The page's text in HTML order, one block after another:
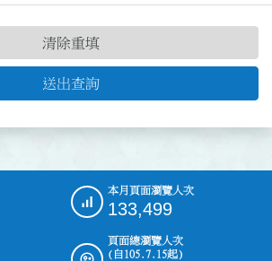
送出查詢
清除重填
本月頁面瀏覽人次
133,499
頁面總瀏覽人次
(自105.7.15起)